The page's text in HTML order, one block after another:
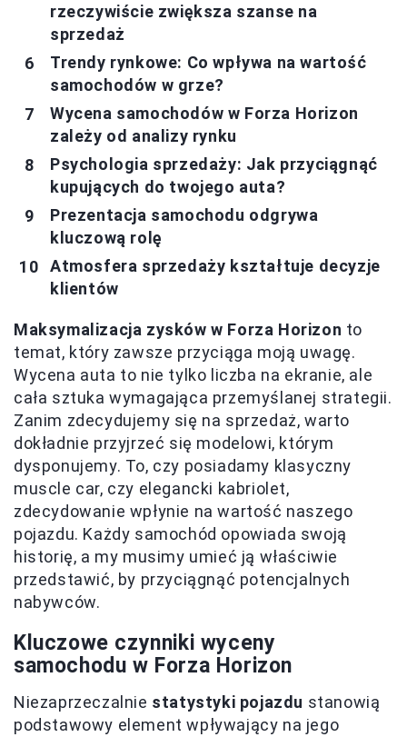
rzeczywiście zwiększa szanse na
sprzedaż
Trendy rynkowe: Co wpływa na wartość
samochodów w grze?
Wycena samochodów w Forza Horizon
zależy od analizy rynku
Psychologia sprzedaży: Jak przyciągnąć
kupujących do twojego auta?
Prezentacja samochodu odgrywa
kluczową rolę
Atmosfera sprzedaży kształtuje decyzje
klientów
Maksymalizacja zysków w Forza Horizon to
temat, który zawsze przyciąga moją uwagę.
Wycena auta to nie tylko liczba na ekranie, ale
cała sztuka wymagająca przemyślanej strategii.
Zanim zdecydujemy się na sprzedaż, warto
dokładnie przyjrzeć się modelowi, którym
dysponujemy. To, czy posiadamy klasyczny
muscle car, czy elegancki kabriolet,
zdecydowanie wpłynie na wartość naszego
pojazdu. Każdy samochód opowiada swoją
historię, a my musimy umieć ją właściwie
przedstawić, by przyciągnąć potencjalnych
nabywców.
Kluczowe czynniki wyceny
samochodu w Forza Horizon
Niezaprzeczalnie statystyki pojazdu stanowią
podstawowy element wpływający na jego